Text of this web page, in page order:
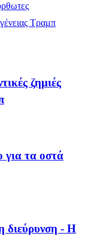
Τραμπ
ζημιές
για τα οστά
διεύρυνση - Η